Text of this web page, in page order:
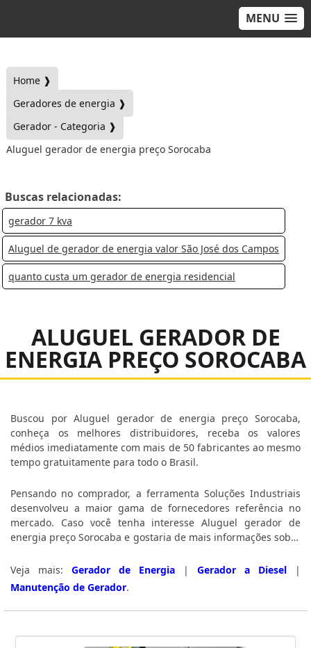
MENU
Home ❱
Geradores de energia ❱
Gerador - Categoria ❱
Aluguel gerador de energia preço Sorocaba
Buscas relacionadas:
gerador 7 kva
Aluguel de gerador de energia valor São José dos Campos
quanto custa um gerador de energia residencial
ALUGUEL GERADOR DE
ENERGIA PREÇO SOROCABA
Buscou por Aluguel gerador de energia preço Sorocaba,
conheça os melhores distribuidores, receba os valores
médios imediatamente com mais de 50 fabricantes ao mesmo
tempo gratuitamente para todo o Brasil.
Pensando no comprador, a ferramenta Soluções Industriais
desenvolveu a maior gama de fornecedores referência no
mercado. Caso você tenha interesse Aluguel gerador de
energia preço Sorocaba e gostaria de mais informações sobre
Veja mais: Gerador de Energia | Gerador a Diesel |
Manutenção de Gerador.